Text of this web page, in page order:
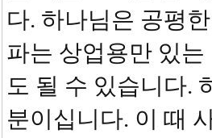
다. 하나님은 공평
파는 상업용만 있
도 될 수 있습니다.
분이십니다. 이 때